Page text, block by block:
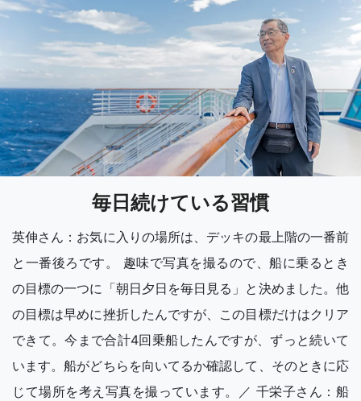
毎日続けている習慣
英伸さん：お気に入りの場所は、デッキの最上階の一番前
と一番後ろです。 趣味で写真を撮るので、船に乗るとき
の目標の一つに「朝日夕日を毎日見る」と決めました。他
の目標は早めに挫折したんですが、この目標だけはクリア
できて。今まで合計4回乗船したんですが、ずっと続いて
います。船がどちらを向いてるか確認して、そのときに応
じて場所を考え写真を撮っています。／ 千栄子さん：船